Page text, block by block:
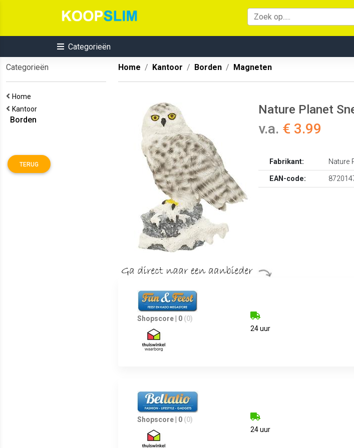
Categorieën
Categorieën
Home
Kantoor
Borden
TERUG
Home Kantoor Borden Magneten
Nature Planet
v.a. € 3.99
Fabrikant:
Nature
EAN-code:
Shopscore | 0 (0)
24 uur
Shopscore | 0 (0)
24 uur